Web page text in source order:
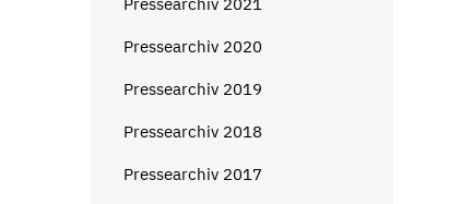
Pressearchiv 2020
Pressearchiv 2019
Pressearchiv 2018
Pressearchiv 2017